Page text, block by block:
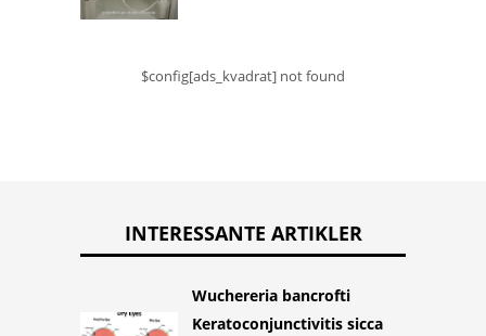
$config[ads_kvadrat] not found
INTERESSANTE ARTIKLER
Wuchereria bancrofti
Keratoconjunctivitis sicca